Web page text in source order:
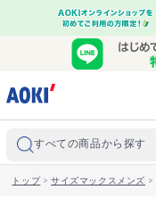
すべての商品から探す
トップ>サイズマックスメンズ >